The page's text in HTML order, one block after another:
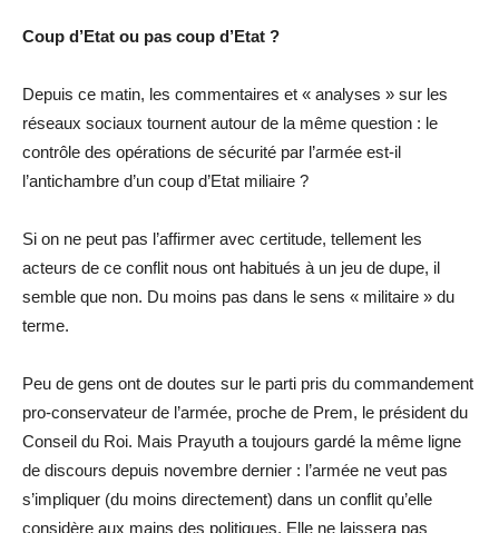
Coup d’Etat ou pas coup d’Etat ?
Depuis ce matin, les commentaires et « analyses » sur les
réseaux sociaux tournent autour de la même question : le
contrôle des opérations de sécurité par l’armée est-il
l’antichambre d’un coup d’Etat miliaire ?
Si on ne peut pas l’affirmer avec certitude, tellement les
acteurs de ce conflit nous ont habitués à un jeu de dupe, il
semble que non. Du moins pas dans le sens « militaire » du
terme.
Peu de gens ont de doutes sur le parti pris du commandement
pro-conservateur de l’armée, proche de Prem, le président du
Conseil du Roi. Mais Prayuth a toujours gardé la même ligne
de discours depuis novembre dernier : l’armée ne veut pas
s’impliquer (du moins directement) dans un conflit qu’elle
considère aux mains des politiques. Elle ne laissera pas